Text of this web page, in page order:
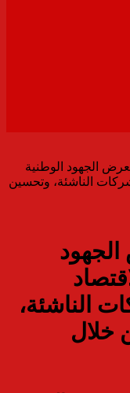
الجهود الوطنية
الناشئة، وتحسين
الناشئة،
خلال